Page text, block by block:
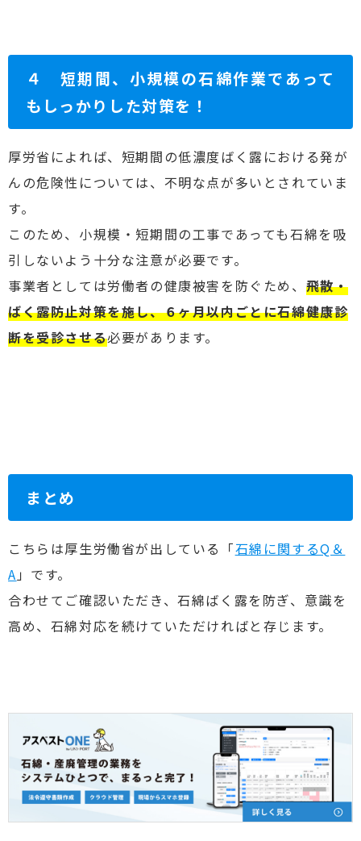
４ 短期間、小規模の石綿作業であって
もしっかりした対策を！
厚労省によれば、短期間の低濃度ばく露における発が
んの危険性については、不明な点が多いとされていま
す。
このため、小規模・短期間の工事であっても石綿を吸
引しないよう十分な注意が必要です。
事業者としては労働者の健康被害を防ぐため、 飛散・
ばく露防止対策を施し、６ヶ月以内ごとに石綿健康診
断を受診させる必要があります。
まとめ
こちらは厚生労働省が出している「石綿に関するQ＆
A 」です。
合わせてご確認いただき、石綿ばく露を防ぎ、意識を
高め、石綿対応を続けていただければと存じます。